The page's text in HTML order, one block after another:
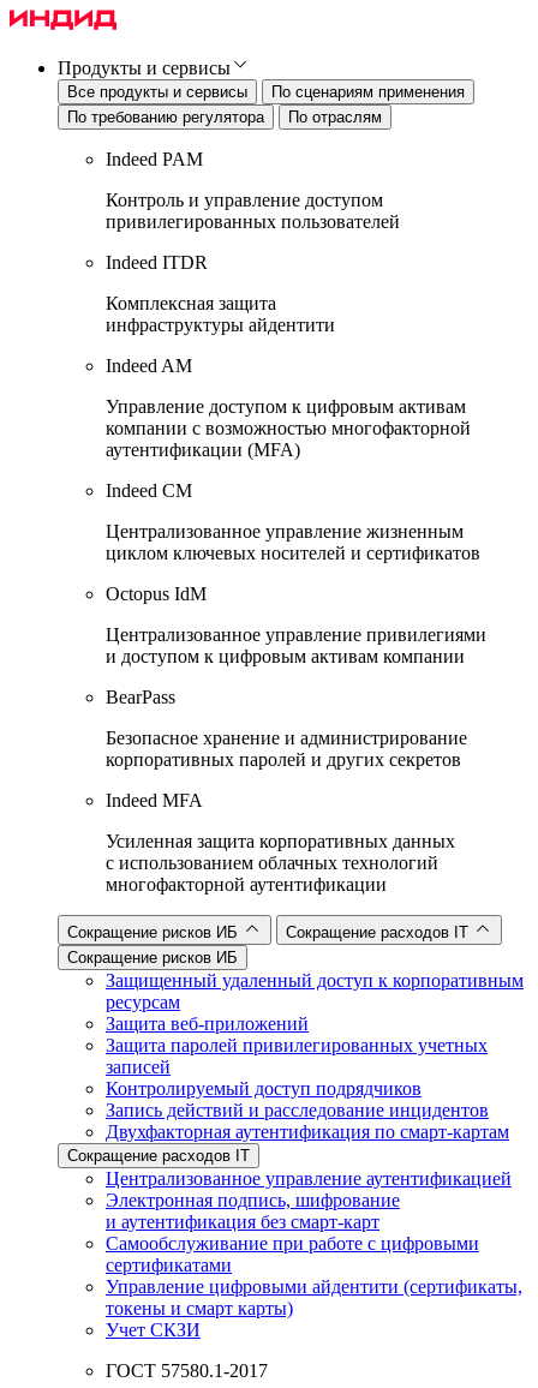
Продукты и сервисы
Все продукты и сервисы
По сценариям применения
По требованию регулятора
По отраслям
Indeed PAM
Контроль и управление доступом
привилегированных пользователей
Indeed ITDR
Комплексная защита
инфраструктуры айдентити
Indeed AM
Управление доступом к цифровым активам
компании с возможностью многофакторной
аутентификации (MFA)
Indeed CM
Централизованное управление жизненным
циклом ключевых носителей и сертификатов
Octopus IdM
Централизованное управление привилегиями
и доступом к цифровым активам компании
BearPass
Безопасное хранение и администрирование
корпоративных паролей и других секретов
Indeed MFA
Усиленная защита корпоративных данных
с использованием облачных технологий
многофакторной аутентификации
Сокращение рисков ИБ
Сокращение расходов IT
Сокращение рисков ИБ
Защищенный удаленный доступ к корпоративным
ресурсам
Защита веб-приложений
Защита паролей привилегированных учетных
записей
Контролируемый доступ подрядчиков
Запись действий и расследование инцидентов
Двухфакторная аутентификация по смарт-картам
Сокращение расходов IT
Централизованное управление аутентификацией
Электронная подпись, шифрование
и аутентификация без смарт-карт
Самообслуживание при работе с цифровыми
сертификатами
Управление цифровыми айдентити (сертификаты,
токены и смарт карты)
Учет СКЗИ
ГОСТ 57580.1-2017